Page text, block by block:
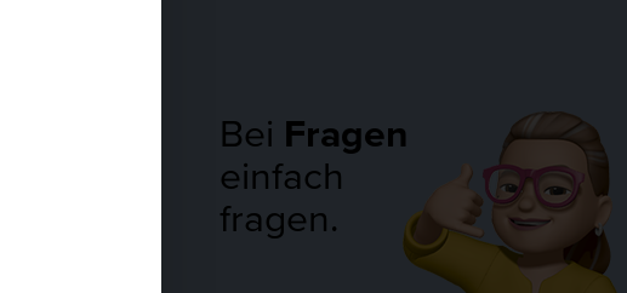
Bei Fragen
einfach
fragen.